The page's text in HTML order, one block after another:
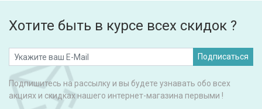
Хотите быть в курсе всех скидок ?
Подписаться
Подпишитесь на рассылку и вы будете узнавать обо всех
акциях и скидках нашего интернет-магазина первыми !